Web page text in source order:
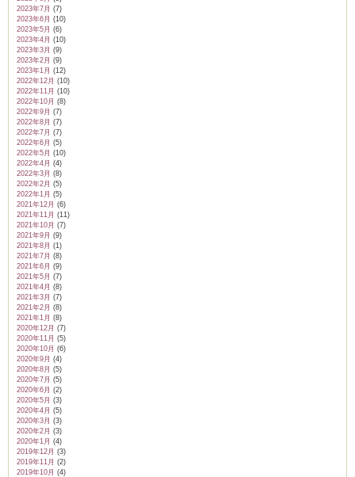
2023年7月 (7)
2023年6月 (10)
2023年5月 (6)
2023年4月 (10)
2023年3月 (9)
2023年2月 (9)
2023年1月 (12)
2022年12月 (10)
2022年11月 (10)
2022年10月 (8)
2022年9月 (7)
2022年8月 (7)
2022年7月 (7)
2022年6月 (5)
2022年5月 (10)
2022年4月 (4)
2022年3月 (8)
2022年2月 (5)
2022年1月 (5)
2021年12月 (6)
2021年11月 (11)
2021年10月 (7)
2021年9月 (9)
2021年8月 (1)
2021年7月 (8)
2021年6月 (9)
2021年5月 (7)
2021年4月 (8)
2021年3月 (7)
2021年2月 (8)
2021年1月 (8)
2020年12月 (7)
2020年11月 (5)
2020年10月 (6)
2020年9月 (4)
2020年8月 (5)
2020年7月 (5)
2020年6月 (2)
2020年5月 (3)
2020年4月 (5)
2020年3月 (3)
2020年2月 (3)
2020年1月 (4)
2019年12月 (3)
2019年11月 (2)
2019年10月 (4)